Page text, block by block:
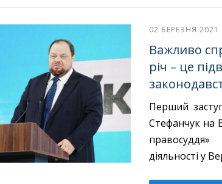
02 БЕРЕЗНЯ 2021
Важливо
річ – це
Перший
Стефанчук на
діяльності у